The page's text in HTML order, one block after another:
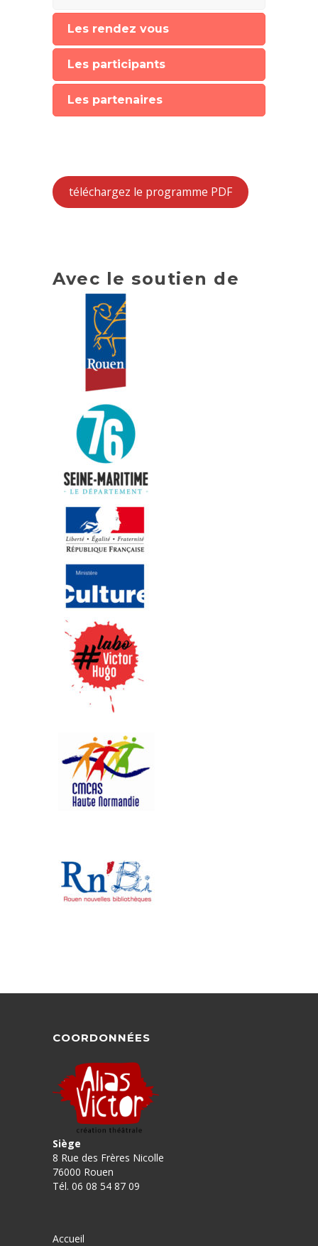
Les rendez vous
Les participants
Les partenaires
téléchargez le programme PDF
Avec le soutien de
COORDONNÉES
Siège
8 Rue des Frères Nicolle
76000 Rouen
Tél. 06 08 54 87 09
Accueil